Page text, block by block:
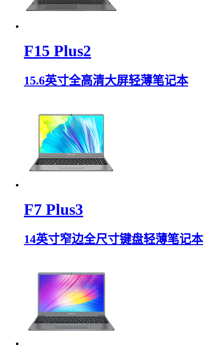
F15 Plus2
15.6英寸全高清大屏轻薄笔记本
F7 Plus3
14英寸窄边全尺寸键盘轻薄笔记本